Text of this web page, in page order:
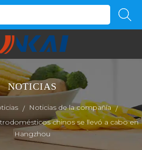
NOTICIAS
/ Noticias de la compañía /
chinos se llevó a cabo en
Hangzhou